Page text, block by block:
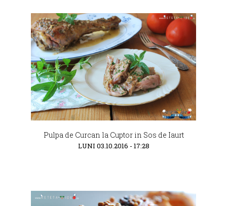
Pulpa de Curcan la Cuptor in Sos de Iaurt
LUNI 03.10.2016 - 17:28